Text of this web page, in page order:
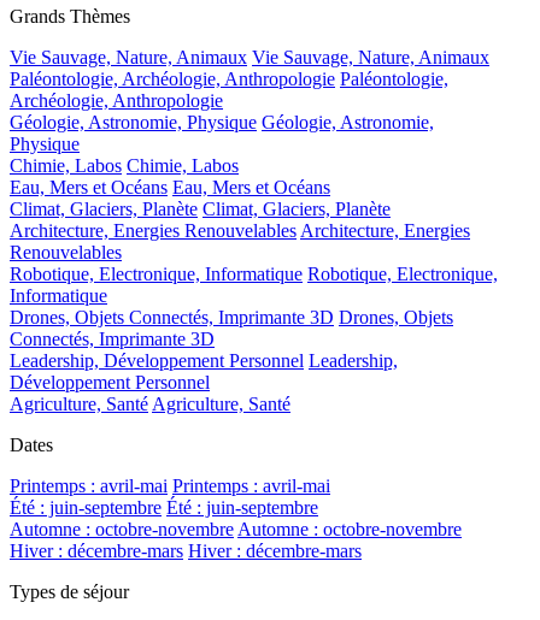
Grands Thèmes
Vie Sauvage, Nature, Animaux Vie Sauvage, Nature, Animaux
Paléontologie, Archéologie, Anthropologie Paléontologie,
Archéologie, Anthropologie
Géologie, Astronomie, Physique Géologie, Astronomie,
Physique
Chimie, Labos Chimie, Labos
Eau, Mers et Océans Eau, Mers et Océans
Climat, Glaciers, Planète Climat, Glaciers, Planète
Architecture, Energies Renouvelables Architecture, Energies
Renouvelables
Robotique, Electronique, Informatique Robotique, Electronique,
Informatique
Drones, Objets Connectés, Imprimante 3D Drones, Objets
Connectés, Imprimante 3D
Leadership, Développement Personnel Leadership,
Développement Personnel
Agriculture, Santé Agriculture, Santé
Dates
Printemps : avril-mai Printemps : avril-mai
Été : juin-septembre Été : juin-septembre
Automne : octobre-novembre Automne : octobre-novembre
Hiver : décembre-mars Hiver : décembre-mars
Types de séjour